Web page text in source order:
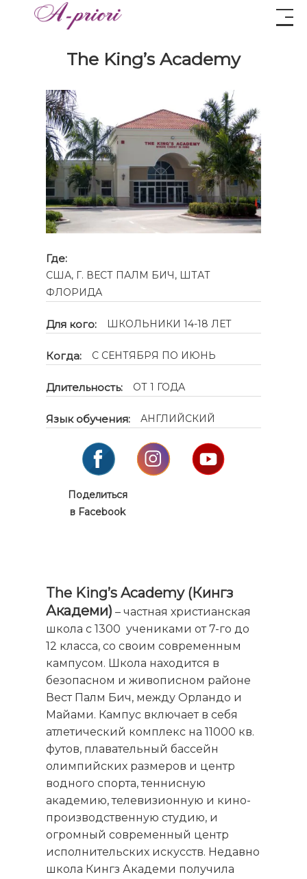
The King’s Academy
Где:
США, Г. ВЕСТ ПАЛМ БИЧ, ШТАТ
ФЛОРИДА
Для кого: ШКОЛЬНИКИ 14-18 ЛЕТ
Когда: С СЕНТЯБРЯ ПО ИЮНЬ
Длительность: ОТ 1 ГОДА
Язык обучения: АНГЛИЙСКИЙ
Поделиться
в Facebook
The King’s Academy (Кингз
Академи) – частная христианская
школа с 1300 учениками от 7-го до
12 класса, со своим современным
кампусом. Школа находится в
безопасном и живописном районе
Вест Палм Бич, между Орландо и
Майами. Кампус включает в себя
атлетический комплекс на 11000 кв.
футов, плавательный бассейн
олимпийских размеров и центр
водного спорта, теннисную
академию, телевизионную и кино-
производственную студию, и
огромный современный центр
исполнительских искусств. Недавно
школа Кингз Академи получила